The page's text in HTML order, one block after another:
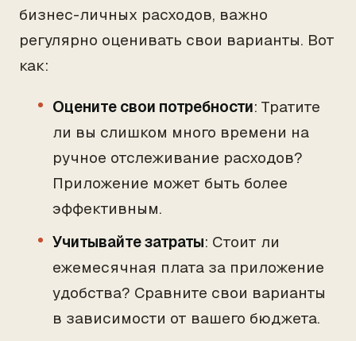
бизнес-личных расходов, важно
регулярно оценивать свои варианты. Вот
как:
Оцените свои потребности: Тратите
ли вы слишком много времени на
ручное отслеживание расходов?
Приложение может быть более
эффективным.
Учитывайте затраты: Стоит ли
ежемесячная плата за приложение
удобства? Сравните свои варианты
в зависимости от вашего бюджета.